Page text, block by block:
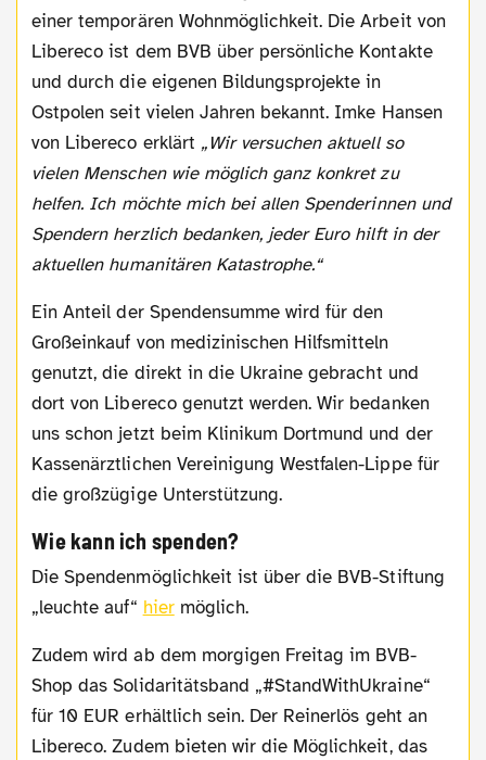
einer temporären Wohnmöglichkeit. Die Arbeit von
Libereco ist dem BVB über persönliche Kontakte
und durch die eigenen Bildungsprojekte in
Ostpolen seit vielen Jahren bekannt. Imke Hansen
von Libereco erklärt „Wir versuchen aktuell so
vielen Menschen wie möglich ganz konkret zu
helfen. Ich möchte mich bei allen Spenderinnen und
Spendern herzlich bedanken, jeder Euro hilft in der
aktuellen humanitären Katastrophe.“
Ein Anteil der Spendensumme wird für den
Großeinkauf von medizinischen Hilfsmitteln
genutzt, die direkt in die Ukraine gebracht und
dort von Libereco genutzt werden. Wir bedanken
uns schon jetzt beim Klinikum Dortmund und der
Kassenärztlichen Vereinigung Westfalen-Lippe für
die großzügige Unterstützung.
Wie kann ich spenden?
Die Spendenmöglichkeit ist über die BVB-Stiftung
„leuchte auf“ hiermöglich.
Zudem wird ab dem morgigen Freitag im BVB-
Shop das Solidaritätsband „#StandWithUkraine“
für 10 EUR erhältlich sein. Der Reinerlös geht an
Libereco. Zudem bieten wir die Möglichkeit, das